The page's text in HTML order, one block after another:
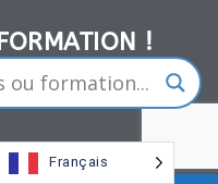
!​
Français